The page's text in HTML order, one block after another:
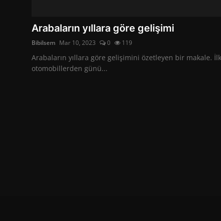
Arabaların yıllara göre gelişimi
Bibilsem Mar 10, 2023 0 119
Arabaların yıllara göre gelişimini özetleyen bir makale. İlk
otomobillerden günü...